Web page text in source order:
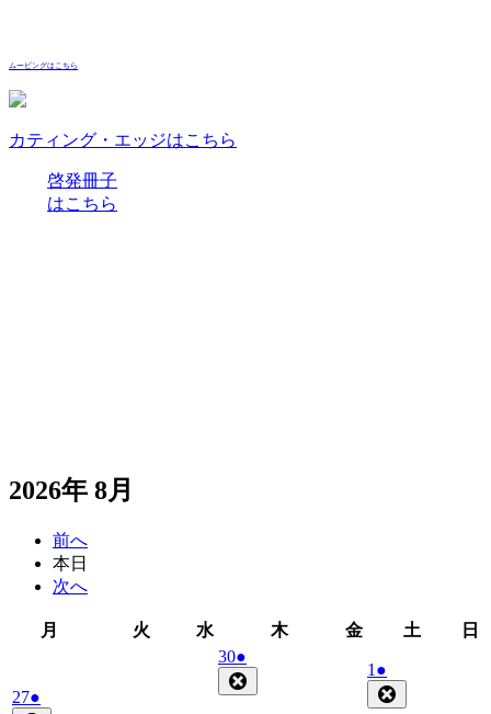
ムービングはこちら
カティング・エッジはこちら
啓発冊子
はこちら
2026年 8月
前へ
本日
次へ
月 火火
水
曜
日
木木
金金
日
土 日
272026
●
302026
年
7
●
件
の
1 2026
年
●
件